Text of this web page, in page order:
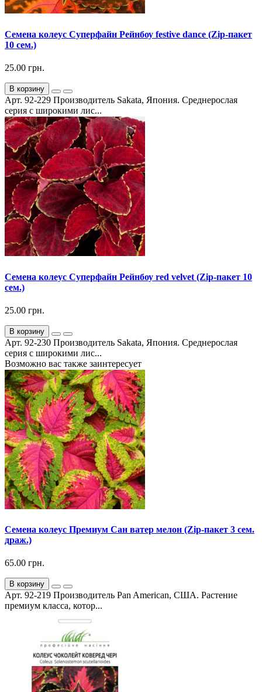
Семена колеус Суперфайн Рейнбоу festive dance (Zip-пакет
10 сем.)
25.00 грн.
В корзину
Арт. 92-229 Производитель Sakata, Япония. Среднерослая
серия с широкими лис...
Семена колеус Суперфайн Рейнбоу red velvet (Zip-пакет 10
сем.)
25.00 грн.
В корзину
Арт. 92-230 Производитель Sakata, Япония. Среднерослая
серия с широкими лис...
Возможно вас также заинтересует
Семена колеус Премиум Сан ватер мелон (Zip-пакет 3 сем.
драж.)
65.00 грн.
В корзину
Арт. 92-219 Производитель Pan American, США. Растение
премиум класса, котор...